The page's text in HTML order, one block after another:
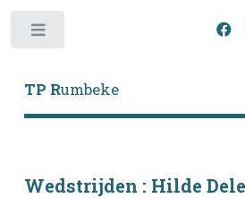
TP Rumbeke
Wedstrijden : Hilde